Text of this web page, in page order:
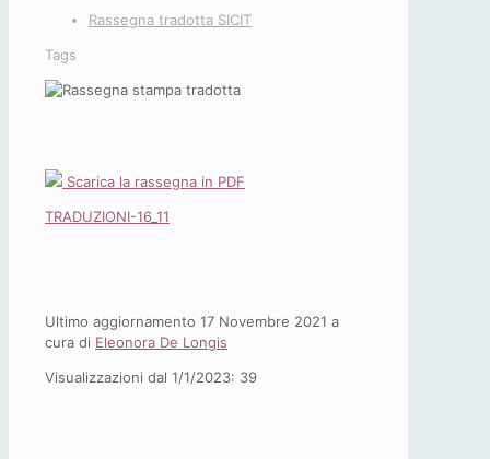
Rassegna tradotta SICIT
Tags
Scarica la rassegna in PDF
TRADUZIONI-16_11
Ultimo aggiornamento 17 Novembre 2021 a
cura di Eleonora De Longis
Visualizzazioni dal 1/1/2023: 39